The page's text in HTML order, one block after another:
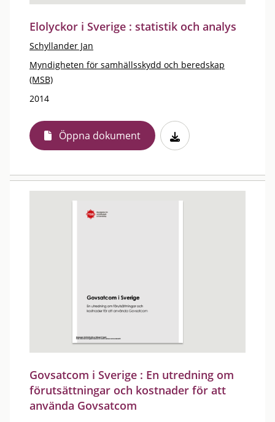
Elolyckor i Sverige : statistik och analys
Schyllander Jan
Myndigheten för samhällsskydd och beredskap
(MSB)
2014
Öppna dokument
Govsatcom i Sverige : En utredning om
förutsättningar och kostnader för att
använda Govsatcom